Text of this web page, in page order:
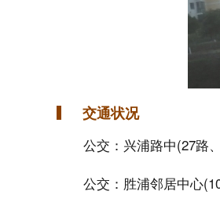
交通状况
公交：兴浦路中(27路
公交：胜浦邻居中心